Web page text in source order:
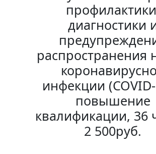
диагностики
распространения
инфекции
повышение
квалификации, 36
2 500руб.